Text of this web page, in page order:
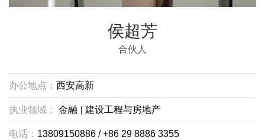
侯超芳
合伙人
办公地点： 西安高新
执业领域： 金融 建设工程与房地产
电话： 13809150886 / +86 29 8886 3355